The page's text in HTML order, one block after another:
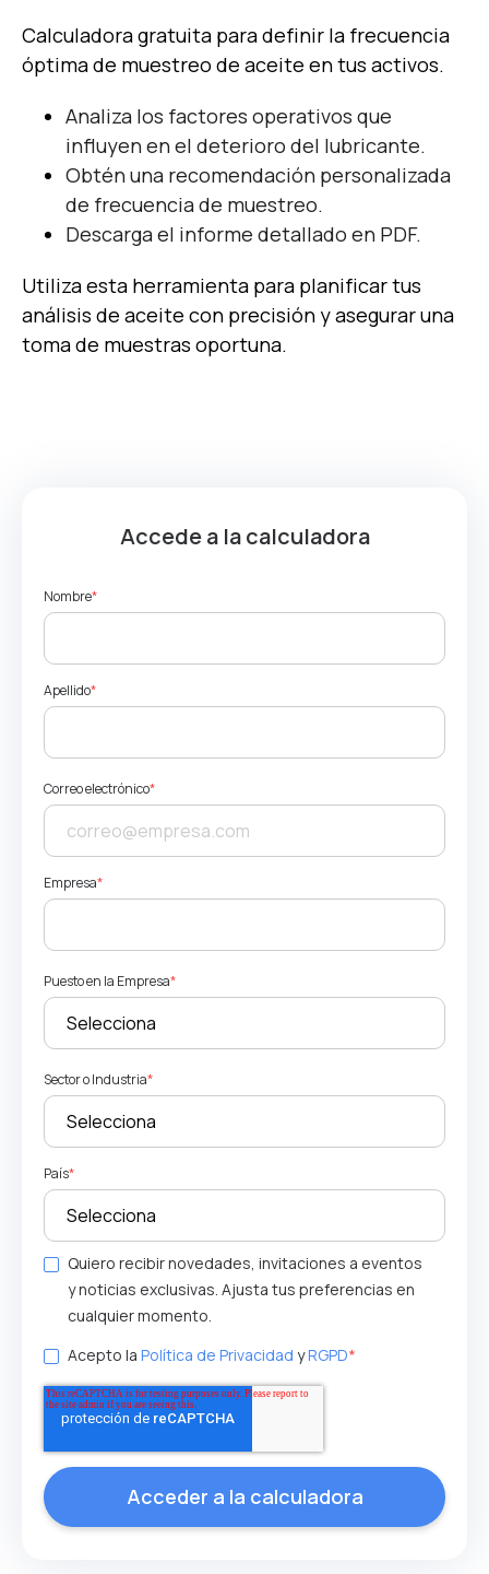
Calculadora gratuita para definir la frecuencia
óptima de muestreo de aceite en tus activos.
Analiza los factores operativos que
influyen en el deterioro del lubricante.
Obtén una recomendación personalizada
de frecuencia de muestreo.
Descarga el informe detallado en PDF.
Utiliza esta herramienta para planificar tus
análisis de aceite con precisión y asegurar una
toma de muestras oportuna.
Accede a la calculadora
Nombre*
Apellido*
Correo electrónico*
Empresa*
Puesto en la Empresa*
Sector o Industria*
País*
Quiero recibir novedades, invitaciones a eventos
y noticias exclusivas. Ajusta tus preferencias en
cualquier momento.
Acepto la Política de Privacidad yRGPD*